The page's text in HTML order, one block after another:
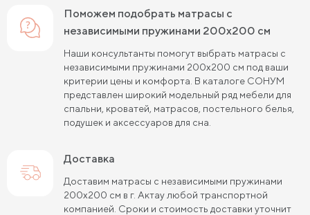
Пружинные матрасы 80х190 см
Пружинные матрасы 90х200 см
Пружинные матрасы 120х200 см
Пружинные матрасы 140х200 см
Пружинные матрасы 160х200 см
Пружинные матрасы 180х200 см Матрасы в скрутке
Поможем подобрать матрасы с
независимыми пружинами 200х200 см
Наши консультанты помогут выбрать матрасы с
независимыми пружинами 200х200 см под ваши
критерии цены и комфорта. В каталоге СОНУМ
представлен широкий модельный ряд мебели для
спальни, кроватей, матрасов, постельного белья,
подушек и аксессуаров для сна.
Доставка
Доставим матрасы с независимыми пружинами
200х200 см в г. Актау любой транспортной
компанией. Сроки и стоимость доставки уточнит